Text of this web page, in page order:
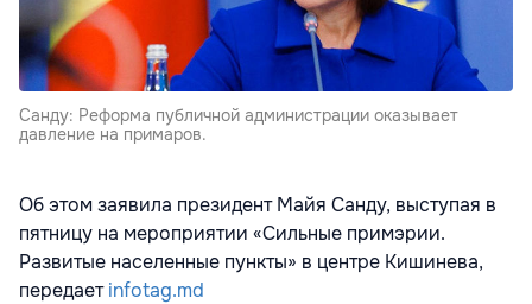
Санду: Реформа публичной администрации оказывает
давление на примаров.
Об этом заявила президент Майя Санду, выступая в
пятницу на мероприятии «Сильные примэрии.
Развитые населенные пункты» в центре Кишинева,
передаетinfotag.md